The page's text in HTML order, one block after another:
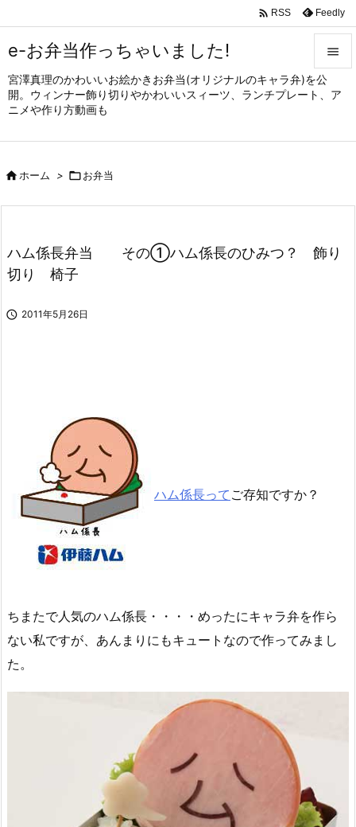
e-お弁当作っちゃいました!
宮澤真理のかわいいお絵かきお弁当(オリジナルのキャラ弁)を公
開。ウィンナー飾り切りやかわいいスィーツ、ランチプレート、ア
ニメや作り方動画も


メニュ
サイド


検索
 RSS Feedly
ホーム > お弁当
ハム係長弁当 その①ハム係長のひみつ？ 飾り
切り 椅子
 2011年5月26日
ハム係長って ご存知ですか？
ちまたで人気のハム係長・・・・めったにキャラ弁を作ら
ない私ですが、あんまりにもキュートなので作ってみまし
た。